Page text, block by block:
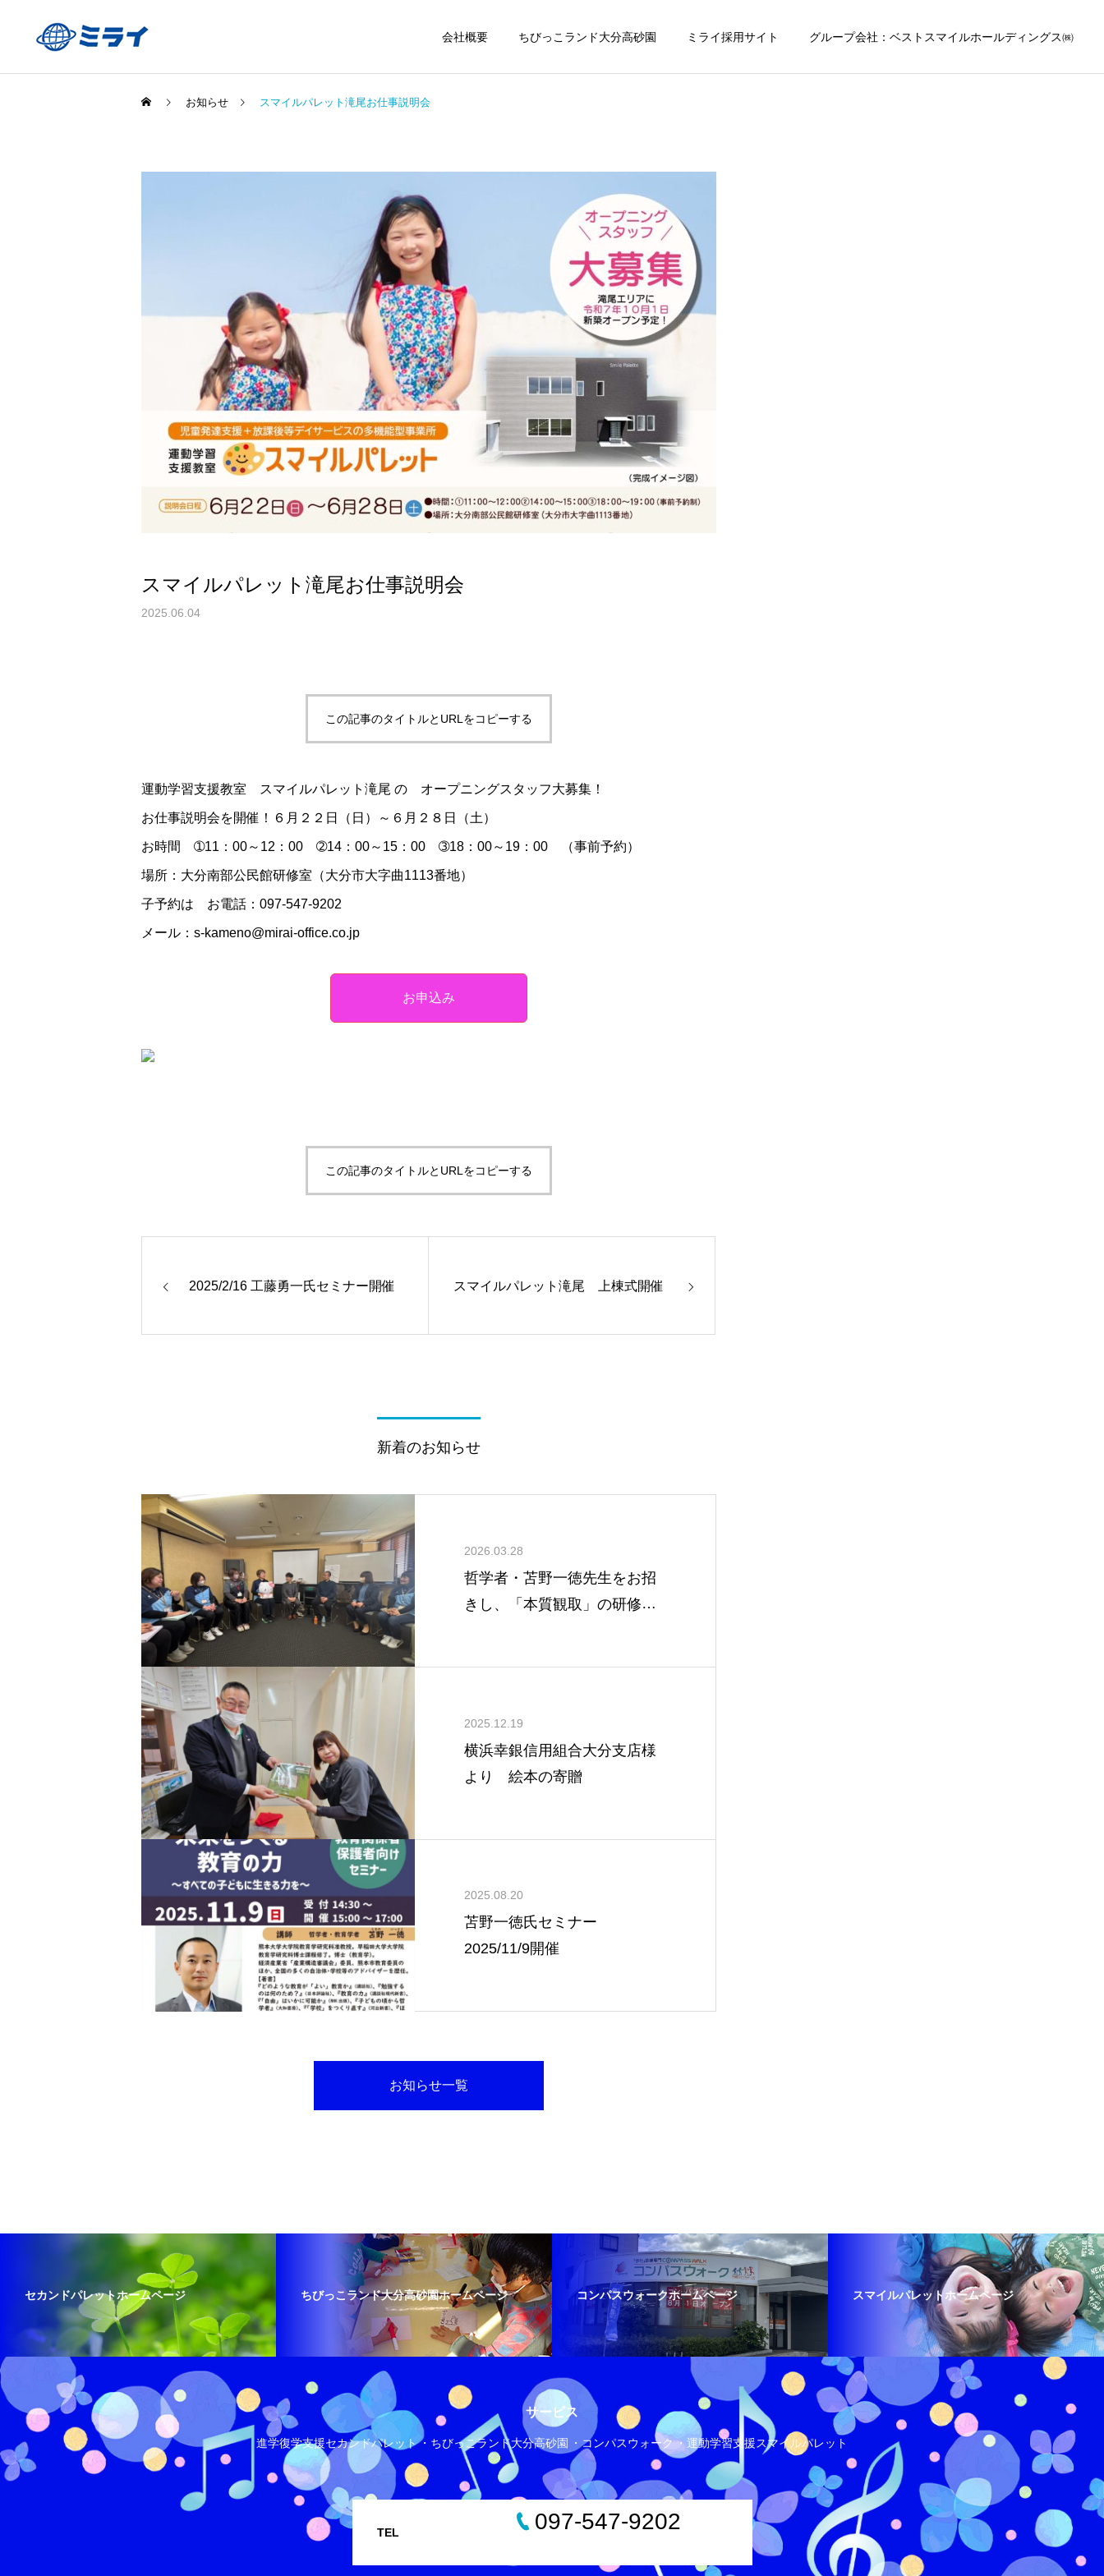
会社概要 ちびっこランド大分高砂園 ミライ採用サイト グループ会社：ベストスマイルホールディングス㈱
お知らせ スマイルパレット滝尾お仕事説明会
スマイルパレット滝尾お仕事説明会
2025.06.04
この記事のタイトルとURLをコピーする
運動学習支援教室 スマイルパレット滝尾 の オープニングスタッフ大募集！
お仕事説明会を開催！６月２２日（日）～６月２８日（土）
お時間 ➀11：00～12：00 ➁14：00～15：00 ➂18：00～19：00 （事前予約）
場所：大分南部公民館研修室（大分市大字曲1113番地）
子予約は お電話：097-547-9202
メール：s-kameno@mirai-office.co.jp
お申込み
この記事のタイトルとURLをコピーする
2025/2/16 工藤勇一氏セミナー開催 スマイルパレット滝尾 上棟式開催
新着のお知らせ
2026.03.28
哲学者・苫野一徳先生をお招
きし、「本質観取」の研修を
2025.12.19
横浜幸銀信用組合大分支店様
より 絵本の寄贈
2025.08.20
苫野一徳氏セミナー
2025/11/9開催
お知らせ一覧
セカンドパレットホームページ ちびっこランド大分高砂園ホームページ コンパスウォークホームページ スマイルパレットホームページ
サービス
進学復学支援セカンドパレット ちびっこランド大分高砂園 コンパスウォーク 運動学習支援スマイルパレット
TEL 097-547-9202